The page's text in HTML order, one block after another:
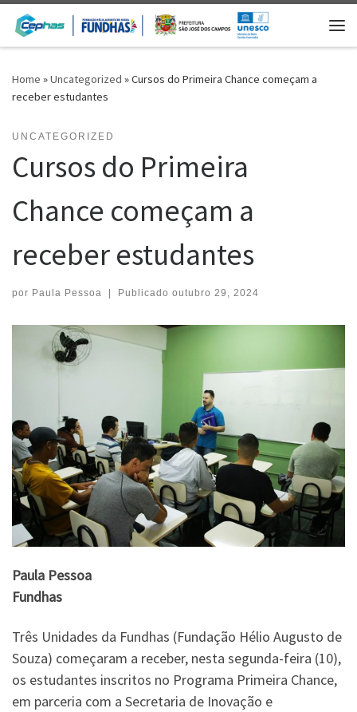
Skip to content
Home »Uncategorized »Cursos do Primeira Chance começam a
receber estudantes
UNCATEGORIZED
Cursos do Primeira
Chance começam a
receber estudantes
por Paula Pessoa | Publicado outubro 29, 2024
Paula Pessoa
Fundhas
Três Unidades da Fundhas (Fundação Hélio Augusto de
Souza) começaram a receber, nesta segunda-feira (10),
os estudantes inscritos no Programa Primeira Chance,
em parceria com a Secretaria de Inovação e